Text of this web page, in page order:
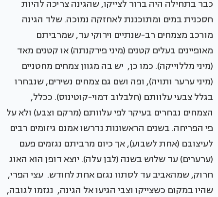
כבר בתחילה היה ברור לצייקו, שהגינה צריכה להיות
חסכנית במים ומתוכננת לאחזקה נמוכה. שלד הגינה
מורכב מצמחים רב-שנתיים וירוקי עד, שמרביתם
מאופיינים בעלים קטנים (מיני פירקנתה) או קטנים מאד
(מיני מללוייקה). כמו כן, יש בה מגוון צמחים מחטניים
(מיני ערער ותויה), ופה ושם גם צמחים נשירים, שנבחרו
בגלל צבעי עלוותם (חלבלוב דמוי-קוטינוס). ככלל,
הצמחים נבחרים בעיקר לפי עלוותם (מרקם וצבע) ולא על
פי הפריחה. בשנים הראשונות נדרשו אמנם גיזומים רבים
לעיצובם (אחת לשבוע), אך כיום מרביתם נגזמים פעם
(ערערים) עד שלוש בשנה (לבן עלה). יוצא דופן הוא האוג
חרוק, שמהאביב עד לסתוו נגזם אחת לחודש. עצי הפרי,
שהיו במקום כשצייקו וצבי הגיעו אל הגינה, נגזמו לגובה,